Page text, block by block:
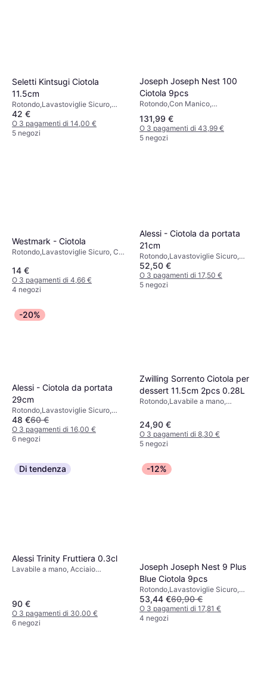
Seletti Kintsugi Ciotola
11.5cm
Rotondo,Lavastoviglie Sicuro,
Porcellana, Ceramica, Oro,
Multicolore, Bianco, Giallo
42 €
O 3 pagamenti di 14,00 €
5 negozi
Joseph Joseph Nest 100
Ciotola 9pcs
Rotondo,Con Manico,
Impilabile, Acciaio inossidabile,
Acciaio Inossidabile
131,99 €
O 3 pagamenti di 43,99 €
5 negozi
Westmark - Ciotola
Rotondo,Lavastoviglie Sicuro, Con
Acciaio inossidabile, Plastica,
Argento, Acciaio Inossidabile, Nero
14 €
O 3 pagamenti di 4,66 €
4 negozi
Alessi - Ciotola da portata
21cm
Rotondo,Lavastoviglie Sicuro,
Acciaio, Ceramica, Metallo,
Acciaio inossidabile, Porcellana,
Pietra Ollare, Nero, Multicolore,
52,50 €
O 3 pagamenti di 17,50 €
5 negozi
-20%
Alessi - Ciotola da portata
29cm
Rotondo,Lavastoviglie Sicuro,
Acciaio, Ceramica, Acciaio
inossidabile, Pietra Ollare, Rosso,
Nero
48 €60 €
O 3 pagamenti di 16,00 €
6 negozi
Zwilling Sorrento Ciotola per
dessert 11.5cm 2pcs 0.28L
Rotondo,Lavabile a mano,
Microonde Sicuro, Vetro,
Trasparente
24,90 €
O 3 pagamenti di 8,30 €
5 negozi
Di tendenza
Alessi Trinity Fruttiera 0.3cl
Lavabile a mano, Acciaio
90 €
O 3 pagamenti di 30,00 €
6 negozi
-12%
Joseph Joseph Nest 9 Plus
Blue Ciotola 9pcs
Rotondo,Lavastoviglie Sicuro,
Antiscivolo, Senza BPA, Impilabile,
Acciaio inossidabile, Blu
53,44 €60,90 €
O 3 pagamenti di 17,81 €
4 negozi